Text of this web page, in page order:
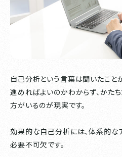
自己分析という言葉は聞いたこと
進めればよいのかわからず、かた
方がいるのが現実です。
効果的な自己分析には、体系的
必要不可欠です。